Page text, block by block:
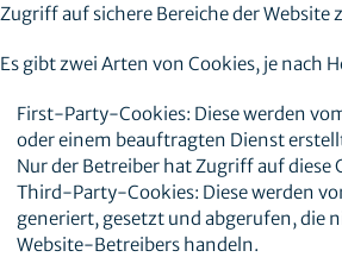
Zugriff auf sichere Bereiche der Website
Es gibt zwei Arten von Cookies, je nach
First-Party-Cookies: Diese werden
oder einem beauftragten Dienst
Nur der Betreiber hat Zugriff auf diese
Third-Party-Cookies: Diese werden
generiert, gesetzt und abgerufen, die
Website-Betreibers handeln.